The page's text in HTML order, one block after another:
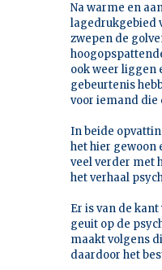
Na warme en
lagedrukgebied
zwepen de
ook weer liggen
gebeurtenis
voor iemand die
In beide
het hier gewoon
veel verder met
het verhaal
Er is van de
geuit op de
maakt volgens
daardoor het